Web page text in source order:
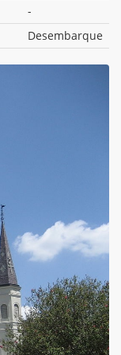
-
Desembarque